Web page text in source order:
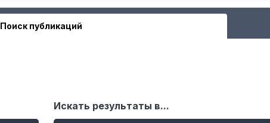
Поиск публикаций
Искать результаты в...